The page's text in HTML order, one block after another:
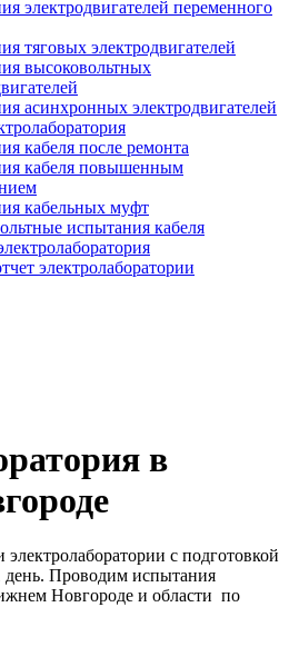
электродвигателей переменного
тяговых электродвигателей
высоковольтных
асинхронных электродвигателей
кабеля после ремонта
кабеля повышенным
кабельных муфт
испытания кабеля
электролаборатории
в
с подготовкой
день. Проводим испытания
Новгороде и области по